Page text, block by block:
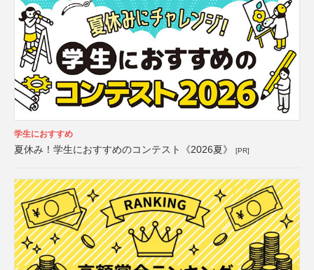
学生におすすめ
夏休み！学生におすすめのコンテスト《2026夏》 [PR]